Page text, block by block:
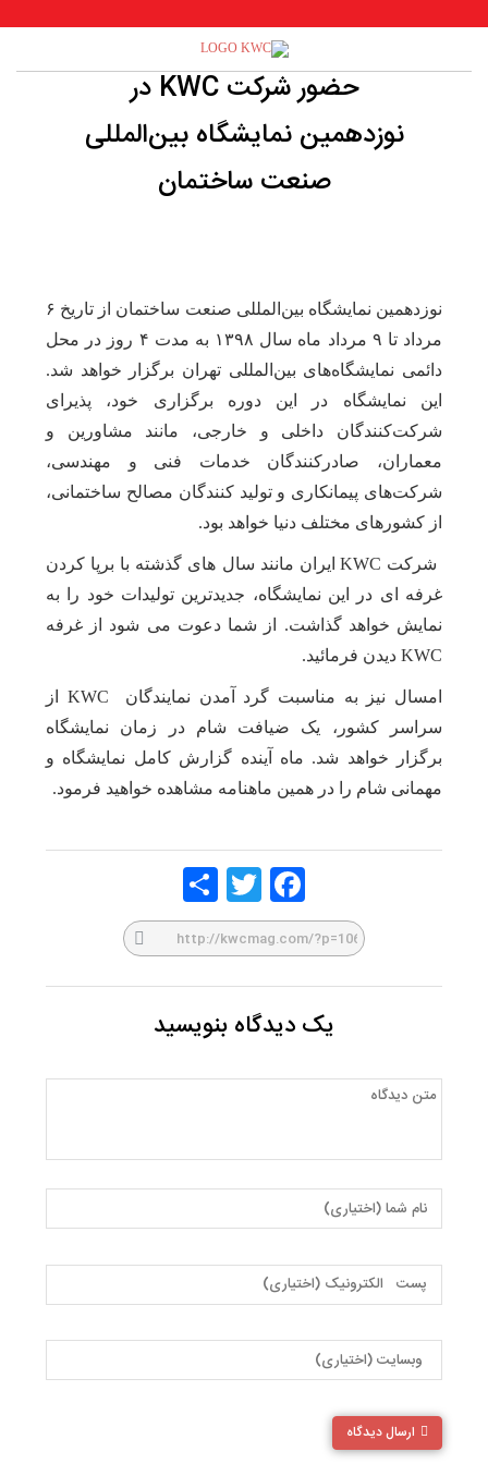
حضور شرکت KWC در
نوزدهمین نمایشگاه بین‌المللی
صنعت ساختمان
نوزدهمین نمایشگاه بین‌المللی صنعت ساختمان از تاریخ ۶
مرداد تا ۹ مرداد ماه سال ۱۳۹۸ به مدت ۴ روز در محل
دائمی نمایشگاه‌های بین‌المللی تهران برگزار خواهد شد.
این نمایشگاه در این دوره برگزاری خود، پذیرای
شرکت‌کنندگان داخلی و خارجی، مانند مشاورین و
معماران، صادرکنندگان خدمات فنی و مهندسی،
شرکت‌های پیمانکاری و تولید کنندگان مصالح ساختمانی،
از کشورهای مختلف دنیا خواهد بود.
شرکت KWC ایران مانند سال های گذشته با برپا کردن
غرفه ای در این نمایشگاه، جدیدترین تولیدات خود را به
نمایش خواهد گذاشت. از شما دعوت می شود از غرفه
KWC دیدن فرمائید.
امسال نیز به مناسبت گرد آمدن نمایندگان KWC از
سراسر کشور، یک ضیافت شام در زمان نمایشگاه
برگزار خواهد شد. ماه آینده گزارش کامل نمایشگاه و
مهمانی شام را در همین ماهنامه مشاهده خواهید فرمود.
Faceb
ook
Twitte
r
یک دیدگاه بنویسید
ارسال دیدگاه